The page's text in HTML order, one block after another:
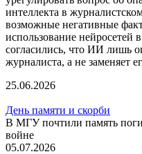
интеллекта в
возможные негативные
использование нейросетей
согласились, что ИИ лишь
журналиста, а не заменяет
25.06.2026
День памяти и скорби
В МГУ почтили память
войне
05.07.2026